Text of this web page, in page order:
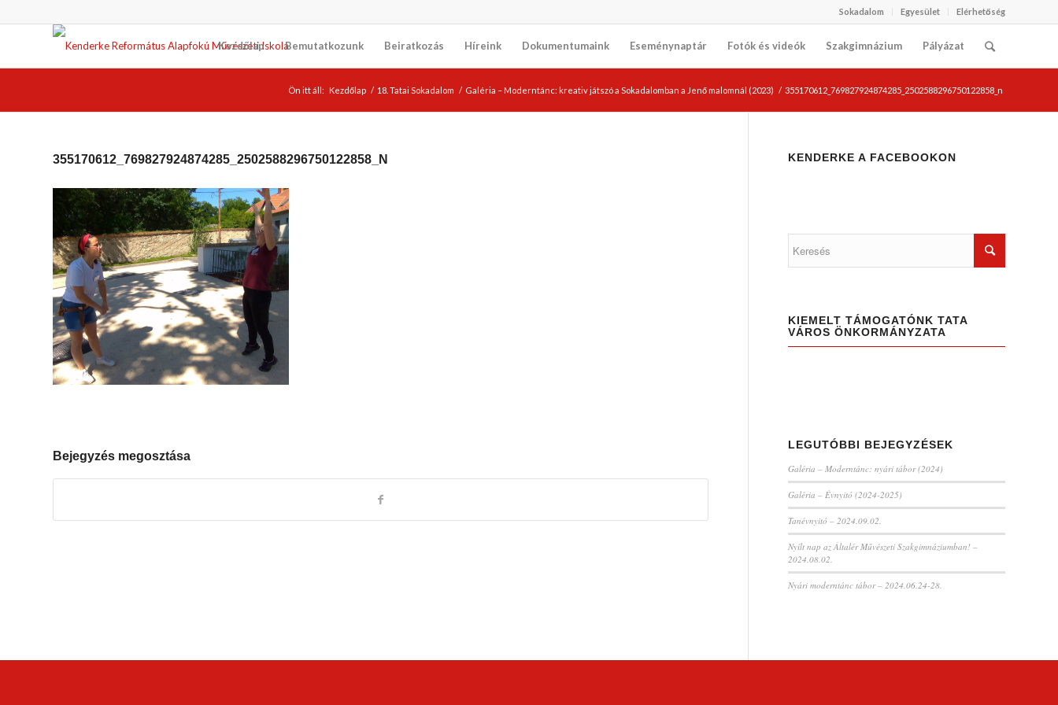
Sokadalom Egyesület Elérhetőség
Kezdőlap Bemutatkozunk Beiratkozás Híreink Dokumentumaink Eseménynaptár Fotók és videók Szakgimnázium Pályázat
Ön itt áll: Kezdőlap / 18. Tatai Sokadalom / Galéria – Moderntánc: kreativ játszó a Sokadalomban a Jenő malomnál (2023) / 355170612_769827924874285_2502588296750122858_n
355170612_769827924874285_2502588296750122858_N
Bejegyzés megosztása
KENDERKE A FACEBOOKON
KIEMELT TÁMOGATÓNK TATA
VÁROS ÖNKORMÁNYZATA
LEGUTÓBBI BEJEGYZÉSEK
Galéria – Moderntánc: nyári tábor (2024)
Galéria – Évnyitó (2024-2025)
Tanévnyitó – 2024.09.02.
Nyílt nap az Általér Művészeti Szakgimnáziumban! –
2024.08.02.
Nyári moderntánc tábor – 2024.06.24-28.